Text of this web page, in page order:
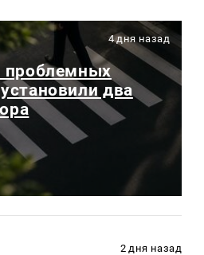
4 дня назад
проблемных
два
2 дня назад